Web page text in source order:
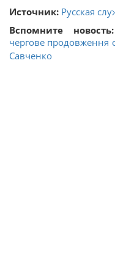
Источник: Русская
Вспомните
чергове продовження
Савченко